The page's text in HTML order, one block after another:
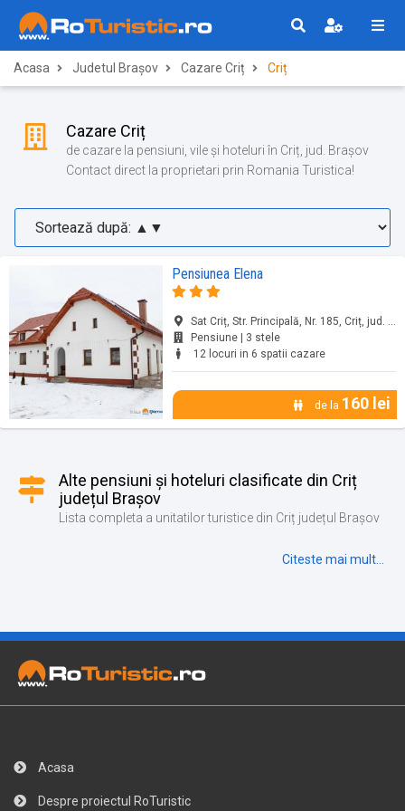
Acasa Judetul Brașov Cazare Criț Criț
Cazare Criț
de cazare la pensiuni, vile și hoteluri în Criț, jud. Brașov
Contact direct la proprietari prin Romania Turistica!
Pensiunea Elena
Sat Criț, Str. Principală, Nr. 185, Criț, jud. Brașov
Pensiune | 3 stele
12 locuri in 6 spatii cazare
de la 160 lei
Alte pensiuni și hoteluri clasificate din Criț
județul Brașov
Lista completa a unitatilor turistice din Criț județul Brașov
Citeste mai mult...
Acasa
Despre proiectul RoTuristic